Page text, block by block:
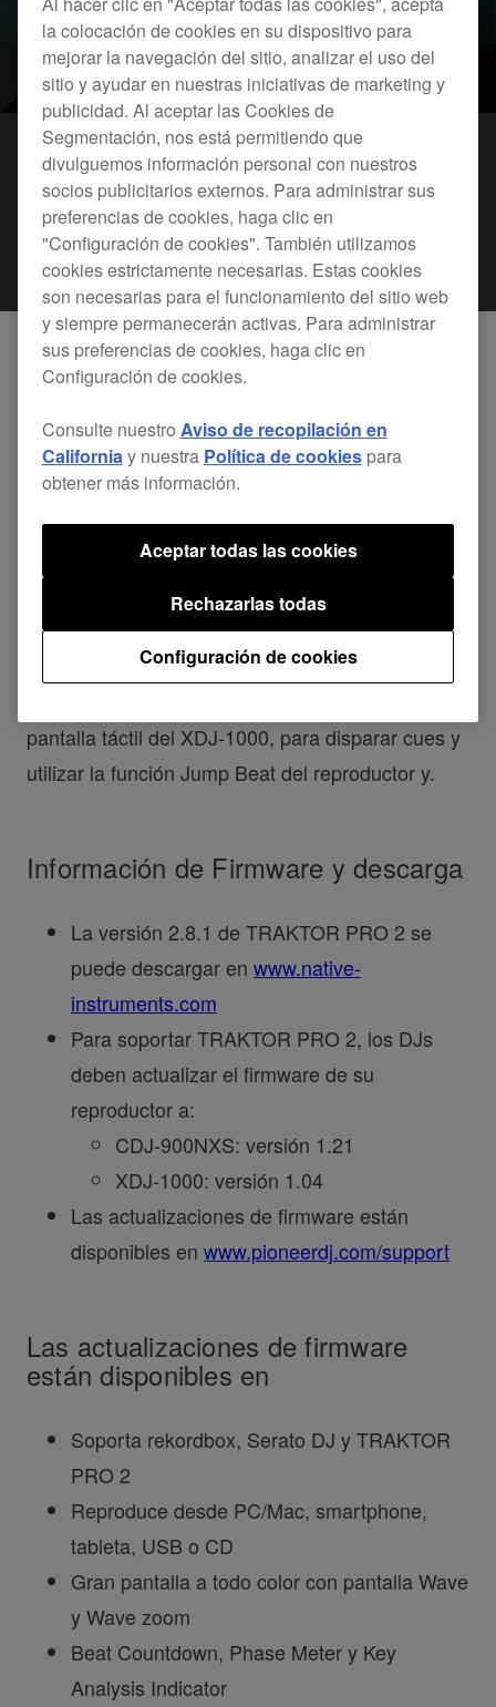
Los reproductores CDJ-900NXS y XDJ-1000 de
Pioneer DJ, ahora soportan TRAKTOR PRO 2
(versión 2.8.1 o superior). Así que los DJs solo
tienen que llegar a la cabina, conecte su PC/Mac,
y comenzar la sesión con TRAKTOR PRO 2. No
necesitan una tarjeta de sonido externa. La
información de la pista TRAKTOR y - incluyendo
BPM, visualización de onda, cues y loops se
muestra en la gran pantalla multicolor del
pantalla táctil del XDJ-1000, para disparar cues y
utilizar la función Jump Beat del reproductor y.
Información de Firmware y descarga
La versión 2.8.1 de TRAKTOR PRO 2 se
puede descargar en www.native-
instruments.com
Para soportar TRAKTOR PRO 2, los DJs
deben actualizar el firmware de su
reproductor a:
CDJ-900NXS: versión 1.21
XDJ-1000: versión 1.04
Las actualizaciones de firmware están
disponibles en www.pioneerdj.com/support
Las actualizaciones de firmware
están disponibles en
Soporta rekordbox, Serato DJ y TRAKTOR
PRO 2
Reproduce desde PC/Mac, smartphone,
tableta, USB o CD
Gran pantalla a todo color con pantalla Wave
y Wave zoom
Beat Countdown, Phase Meter y Key
Analysis Indicator
la colocación de cookies en su dispositivo para
mejorar la navegación del sitio, analizar el uso del
sitio y ayudar en nuestras iniciativas de marketing y
publicidad. Al aceptar las Cookies de
Segmentación, nos está permitiendo que
divulguemos información personal con nuestros
socios publicitarios externos. Para administrar sus
preferencias de cookies, haga clic en
"Configuración de cookies". También utilizamos
cookies estrictamente necesarias. Estas cookies
son necesarias para el funcionamiento del sitio web
y siempre permanecerán activas. Para administrar
sus preferencias de cookies, haga clic en
Configuración de cookies.
Consulte nuestro Aviso de recopilación en
Californiay nuestra Política de cookiespara
obtener más información.
Configuración de cookies
Rechazarlas todas
Aceptar todas las cookies